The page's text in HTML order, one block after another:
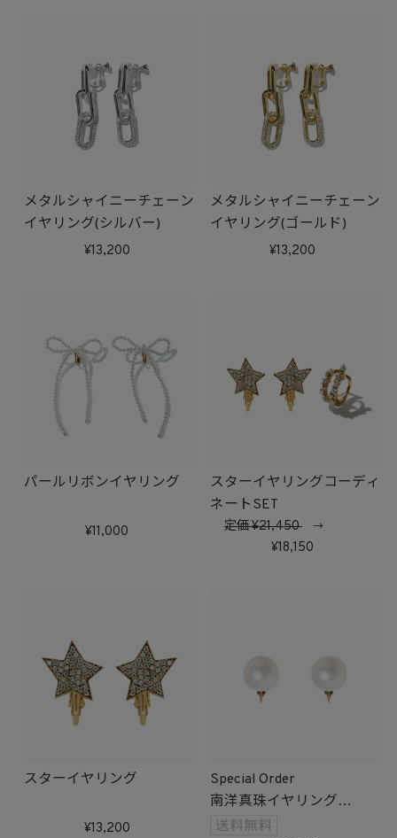
メタルシャイニーチェーン
イヤリング(シルバー)
13,200
メタルシャイニーチェーン
イヤリング(ゴールド)
13,200
パールリボンイヤリング
11,000
スターイヤリングコーディ
ネートSET
定価 21,450→
18,150
スターイヤリング
13,200
Special Order
南洋真珠イヤリング
受注生産